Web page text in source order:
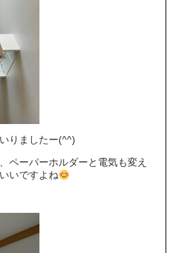
りましたー(^^)
ペーパーホルダーと電気も変え
いですよね